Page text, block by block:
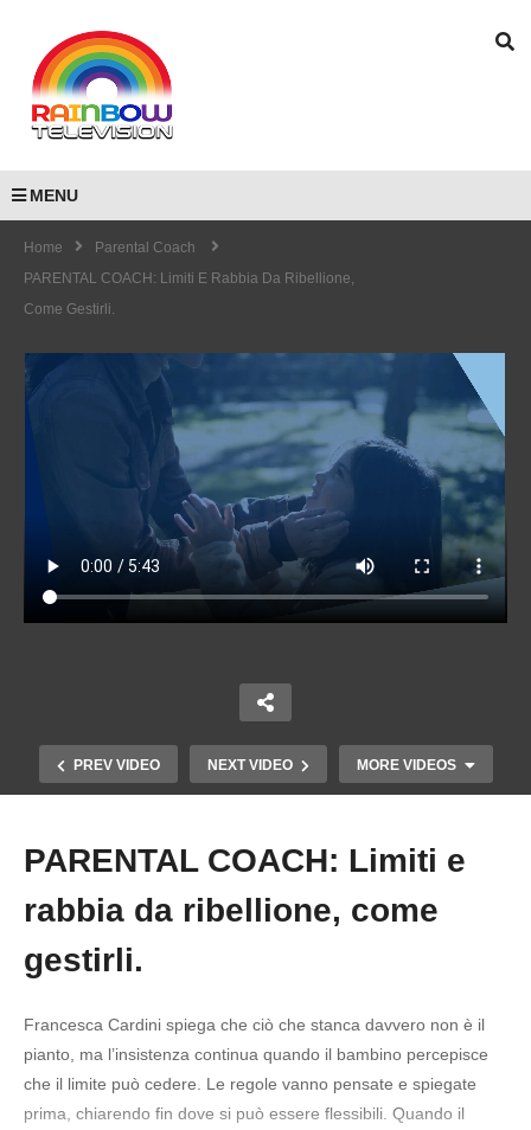
MENU
Home
Parental Coach
PARENTAL COACH: Limiti E Rabbia Da Ribellione,
Come Gestirli.
PREV VIDEO NEXT VIDEO MORE VIDEOS
Copy Embed Code
PARENTAL COACH: Limiti e
rabbia da ribellione, come
gestirli.
Francesca Cardini spiega che ciò che stanca davvero non è il
pianto, ma l’insistenza continua quando il bambino percepisce
che il limite può cedere. Le regole vanno pensate e spiegate
prima, chiarendo fin dove si può essere flessibili. Quando il